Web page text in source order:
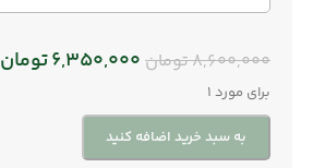
8,600,000تومان 6,350,000تومان
برای مورد 1
به سبد خرید اضافه کنید